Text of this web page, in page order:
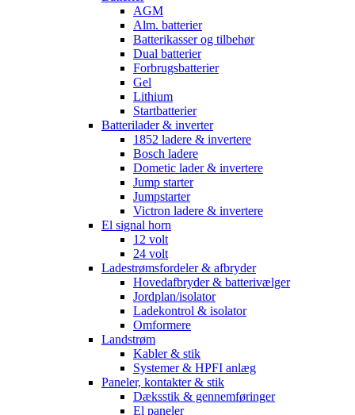
AGM
Alm. batterier
Batterikasser og tilbehør
Dual batterier
Forbrugsbatterier
Gel
Lithium
Startbatterier
Batterilader & inverter
1852 ladere & invertere
Bosch ladere
Dometic lader & invertere
Jump starter
Jumpstarter
Victron ladere & invertere
El signal horn
12 volt
24 volt
Ladestrømsfordeler & afbryder
Hovedafbryder & batterivælger
Jordplan/isolator
Ladekontrol & isolator
Omformere
Landstrøm
Kabler & stik
Systemer & HPFI anlæg
Paneler, kontakter & stik
Dæksstik & gennemføringer
El paneler